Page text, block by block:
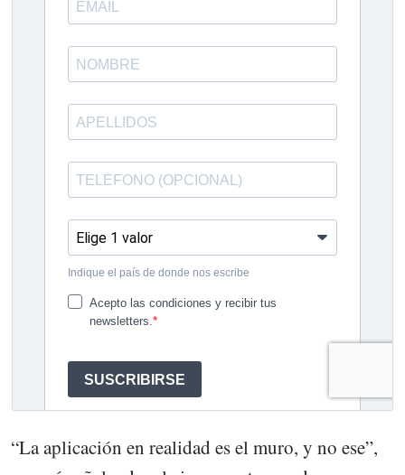
“La aplicación en realidad es el muro, y no ese”,